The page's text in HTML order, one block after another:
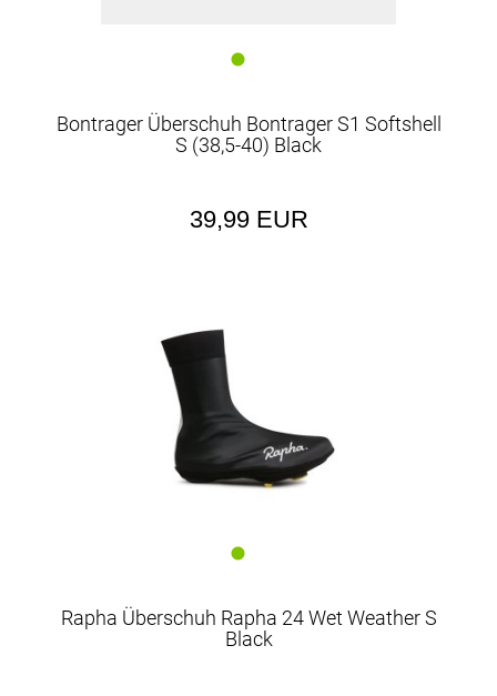
Bontrager Überschuh Bontrager S1 Softshell
S (38,5-40) Black
39,99 EUR
Rapha Überschuh Rapha 24 Wet Weather S
Black